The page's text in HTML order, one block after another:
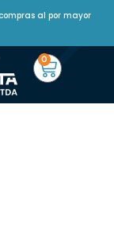
al por mayor
0